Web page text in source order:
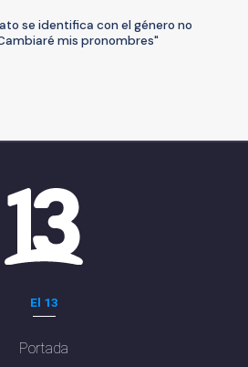
se identifica con el género no
mis pronombres"
El 13
Portada